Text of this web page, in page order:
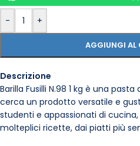
- +
AGGIUNGI AL
Descrizione
Barilla Fusilli N.98 1 kg è una
cerca un prodotto versatile e
studenti e appassionati di
molteplici ricette, dai piatti più